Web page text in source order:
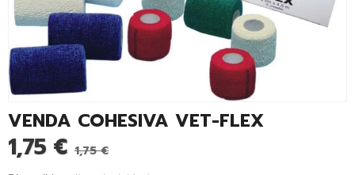
VENDA COHESIVA VET-FLEX
1,75 € 1,75 €